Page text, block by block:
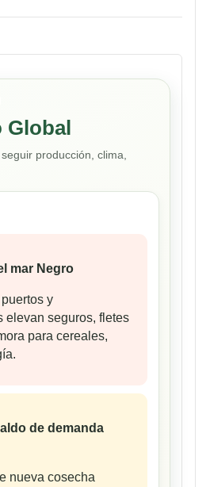
Global
producción, clima,
mar Negro
y
elevan seguros, fletes
para cereales,
de demanda
nueva cosecha